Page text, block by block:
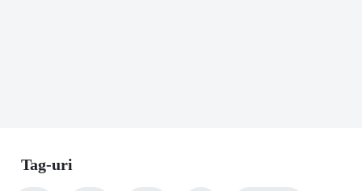
Tag-uri